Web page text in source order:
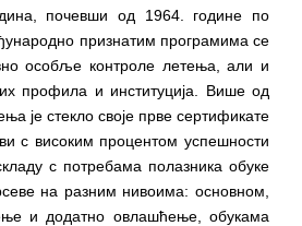
почевши од 1964. године по
признатим програмима се
особље контроле летења, али и
профила и институција. Више од
је стекло своје прве сертификате
с високим процентом успешности
с потребама полазника обуке
на разним нивоима: основном,
и додатно овлашћење, обукама